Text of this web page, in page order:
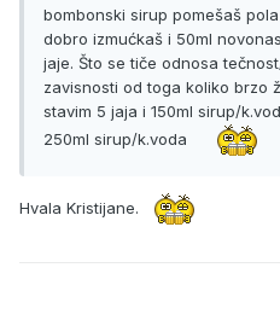
bombonski sirup pomešaš
dobro izmućkaš i 50ml
jaje. Što se tiče odnosa
zavisnosti od toga koliko brzo
stavim 5 jaja i 150ml sirup/
250ml sirup/k.voda
Hvala Kristijane.